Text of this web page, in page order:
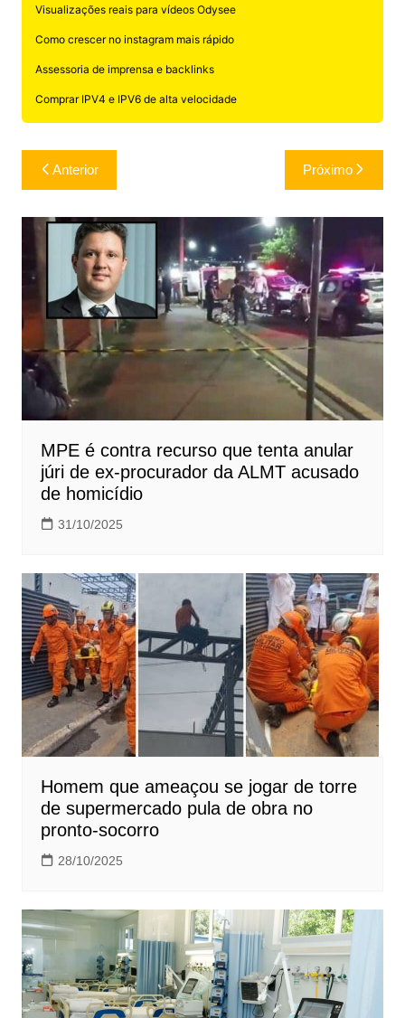
Visualizações reais para vídeos Odysee
Como crescer no instagram mais rápido
Assessoria de imprensa e backlinks
Comprar IPV4 e IPV6 de alta velocidade
Navegação
de
Post
Anterior Próximo
MPE é contra recurso que tenta anular
júri de ex-procurador da ALMT acusado
de homicídio
31/10/2025
Homem que ameaçou se jogar de torre
de supermercado pula de obra no
pronto-socorro
28/10/2025